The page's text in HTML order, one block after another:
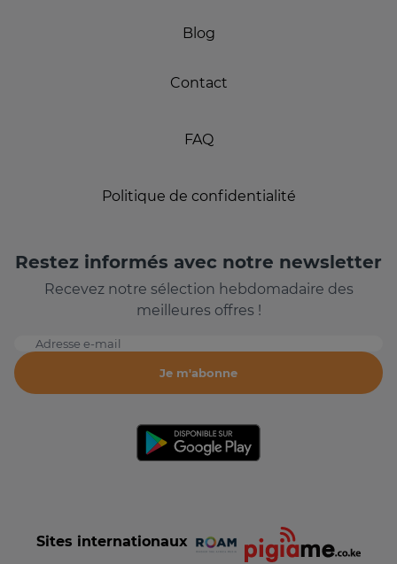
Blog
Contact
FAQ
Politique de confidentialité
Restez informés avec notre newsletter
Recevez notre sélection hebdomadaire des
meilleures offres !
Adresse e-mail
Je m'abonne
Sites internationaux